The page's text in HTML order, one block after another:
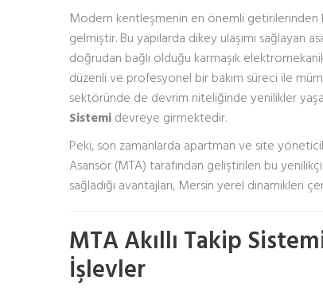
Modern kentleşmenin en önemli getirilerinden
gelmiştir. Bu yapılarda dikey ulaşımı sağlayan
doğrudan bağlı olduğu karmaşık
düzenli ve profesyonel bir bakım süreci ile
sektöründe de devrim niteliğinde yenilikler
Sistemi devreye girmektedir.
Peki, son zamanlarda apartman ve site
Asansör (MTA) tarafından geliştirilen bu
sağladığı avantajları, Mersin yerel dinamikleri
MTA Akıllı Takip
İşlevler